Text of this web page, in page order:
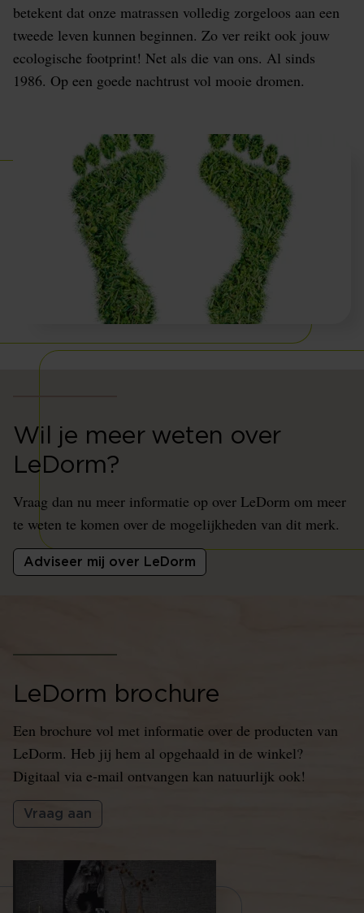
betekent dat onze matrassen volledig zorgeloos aan een
tweede leven kunnen beginnen. Zo ver reikt ook jouw
ecologische footprint! Net als die van ons. Al sinds
1986. Op een goede nachtrust vol mooie dromen.
Wil je meer weten over
LeDorm?
Vraag dan nu meer informatie op over LeDorm om meer
te weten te komen over de mogelijkheden van dit merk.
Adviseer mij over LeDorm
LeDorm brochure
Een brochure vol met informatie over de producten van
LeDorm. Heb jij hem al opgehaald in de winkel?
Digitaal via e-mail ontvangen kan natuurlijk ook!
Vraag aan